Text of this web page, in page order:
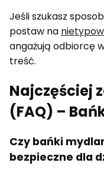
Jeśli szukasz
postaw na
angażują odbiorcę
treść.
Najczęściej
(FAQ) –
Czy bańki
bezpieczne dla